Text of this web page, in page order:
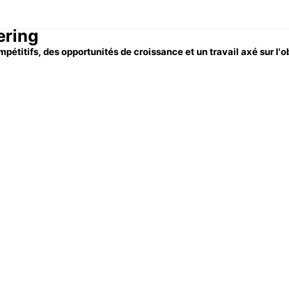
des opportunités de croissance et un travail axé sur